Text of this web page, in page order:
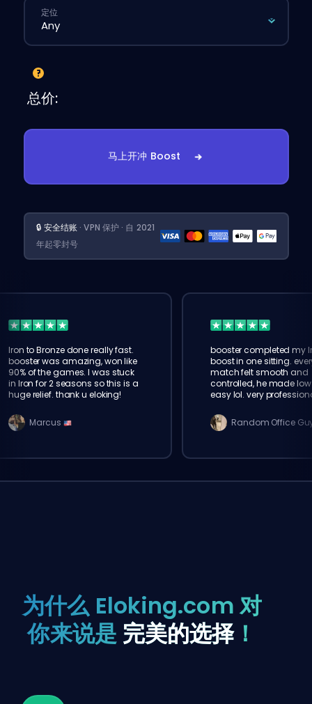
定位
总价:
马上开冲 Boost
🔒 安全结账 · VPN 保护 · 自 2021
年起零封号
Iron to Bronze done really fast.
booster was amazing, won like
90% of the games. I was stuck
in Iron for 2 seasons so this is a
huge relief. thank u eloking!
Marcus
booster completed my
boost in one sitting.
match felt smooth and
controlled, he made
easy lol. very
Random Office
为什么 Eloking.com 对
你来说是 完美的选择！